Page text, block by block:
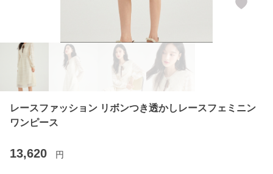
レースファッション リボンつき透かしレースフェミニン
ワンピース
13,620 円